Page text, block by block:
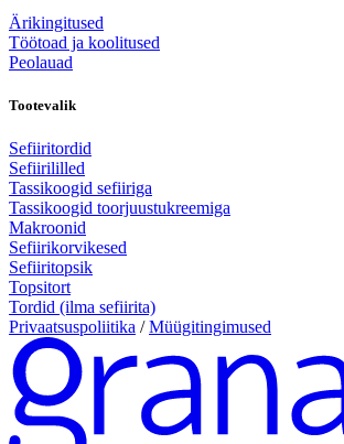
Ärikingitused
Töötoad ja koolitused
Peolauad
Tootevalik
Sefiiritordid
Sefiirililled
Tassikoogid sefiiriga
Tassikoogid toorjuustukreemiga
Makroonid
Sefiirikorvikesed
Sefiiritopsik
Topsitort
Tordid (ilma sefiirita)
Privaatsuspoliitika /Müügitingimused